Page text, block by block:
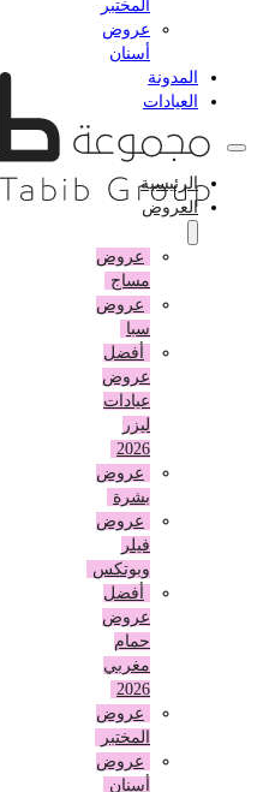
المختبر
عروض
أسنان
المدونة
العيادات
الرئيسية
العروض
عروض
مساج
عروض
أفضل
عروض
عيادات
عروض
بشرة
عروض
وبوتكس
أفضل
عروض
حمام
مغربي
عروض
المختبر
عروض
أسنان